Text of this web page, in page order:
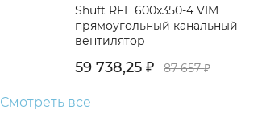
Shuft RFE 600x350-4 VIM
прямоугольный канальный
вентилятор
59 738,25 ₽ 87 657₽
Смотреть все